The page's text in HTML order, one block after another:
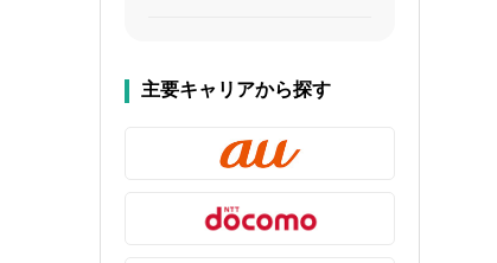
主要キャリアから探す